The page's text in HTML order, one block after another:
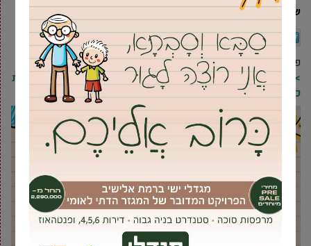
שיתוף
Twitter
Facebook הדפסה
פרסומת
>> להצטרפות לרשימת התפוצה של מקומונט גבעת שמואל וקבלת
כל העדכונים ראשונים בווטסאפ, לחץ/י כאן <<